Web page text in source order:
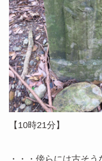
【10時21分】